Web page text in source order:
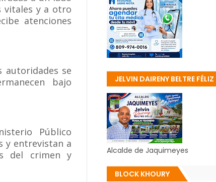
vitales y a otro
atenciones
autoridades se
bajo
Público
y entrevistan a
del crimen y
JELVIN DAIRENY BELTRE FÉLIZ
Alcalde de Jaquimeyes
BLOCK KHOURY